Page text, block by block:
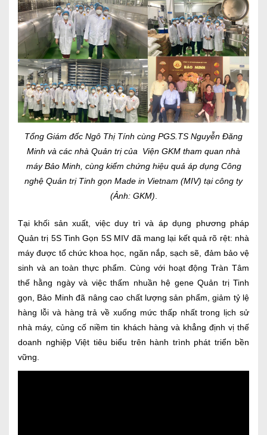
Tổng Giám đốc Ngô Thị Tính cùng PGS.TS Nguyễn Đăng
Minh và các nhà Quản trị của Viện GKM tham quan nhà
máy Bảo Minh, cùng kiểm chứng hiệu quả áp dụng Công
nghệ Quản trị Tinh gọn Made in Vietnam (MIV) tại công ty
(Ảnh: GKM)
Tại khối sản xuất, việc duy trì và áp dụng phương pháp
Quản trị 5S Tinh Gọn 5S MIV đã mang lại kết quả rõ rệt: nhà
máy được tổ chức khoa học, ngăn nắp, sạch sẽ, đảm bảo vệ
sinh và an toàn thực phẩm. Cùng với hoạt động Tràn Tâm
thế hằng ngày và việc thấm nhuần hệ gene Quản trị Tinh
gọn, Bảo Minh đã nâng cao chất lượng sản phẩm, giảm tỷ lệ
hàng lỗi và hàng trả về xuống mức thấp nhất trong lịch sử
nhà máy, củng cố niềm tin khách hàng và khẳng định vị thế
doanh nghiệp Việt tiêu biểu trên hành trình phát triển bền
vững.